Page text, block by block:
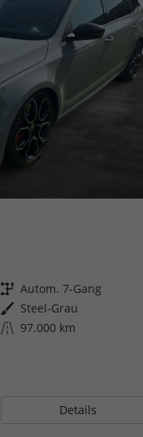
Getriebe Autom. 7-Gang
Außenfarbe Steel-Grau
Kilometerstand 97.000 km
Details